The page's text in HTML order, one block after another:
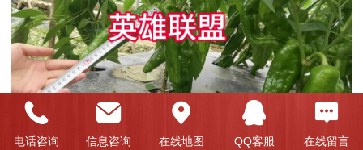
电话咨询 信息咨询 在线地图 QQ客服 在线留言